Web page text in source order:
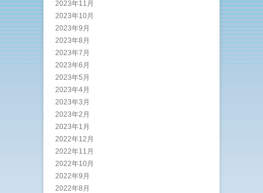
2023年11月
2023年10月
2023年9月
2023年8月
2023年7月
2023年6月
2023年5月
2023年4月
2023年3月
2023年2月
2023年1月
2022年12月
2022年11月
2022年10月
2022年9月
2022年8月